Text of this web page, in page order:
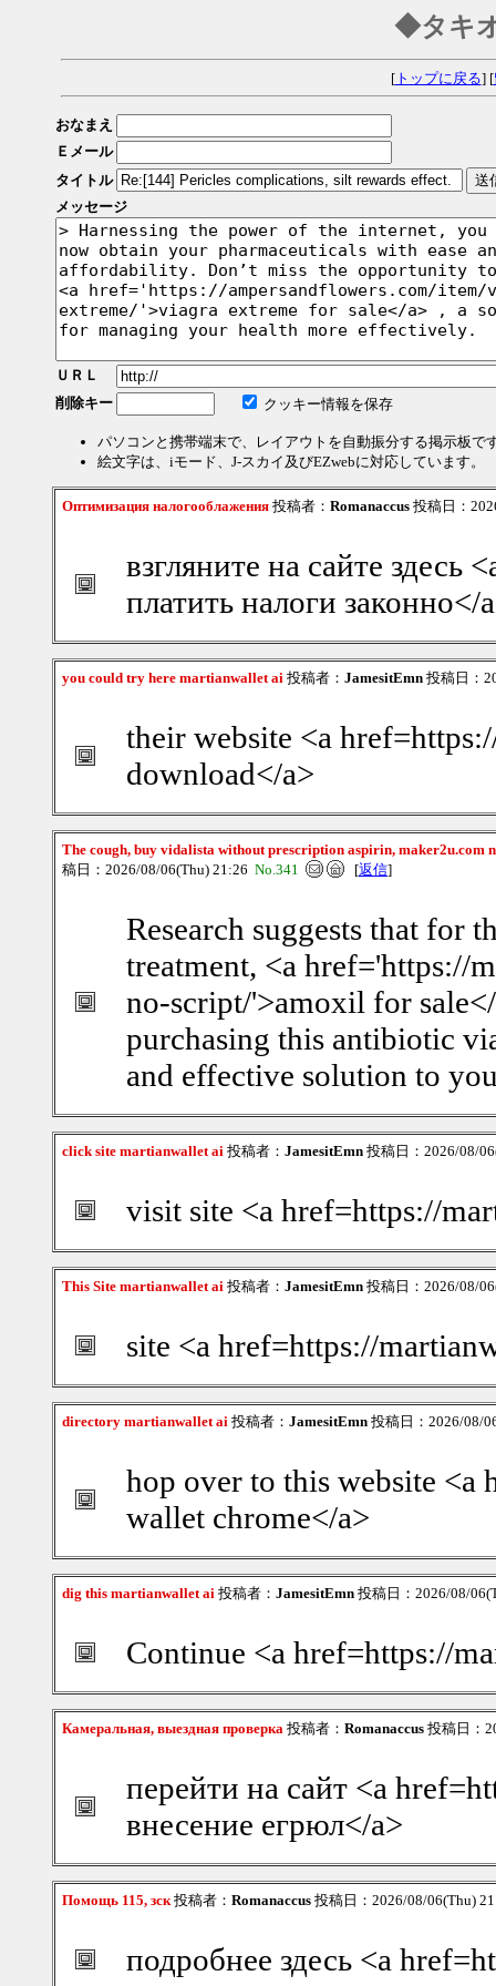
◆タキ
[トップに戻る] [
おなまえ
Ｅメール
タイトル
メッセージ
ＵＲＬ
削除キー
クッキー情報を保存
パソコンと携帯端末で、レイアウトを自動振分する掲示板で
絵文字は、iモード、J-スカイ及びEZwebに対応しています。
Оптимизация налогооблажения 投稿者： Romanaccus 投稿日：
взгляните на сайте
платить налоги законно</
you could try here martianwallet ai 投稿者： JamesitEmn 投稿日：
their website <a
download</a>
The cough, buy vidalista without prescription aspirin, maker2u.com
稿日：2026/08/06(Thu) 21:26 No.341 [返信]
Research suggests that for
treatment, <a href='https://
no-script/'>amoxil for
purchasing this antibiotic
and effective solution to
click site martianwallet ai 投稿者： JamesitEmn 投稿日：2026/08/
visit site <a href=https://
This Site martianwallet ai 投稿者： JamesitEmn 投稿日：2026/08/
site <a href=https://
directory martianwallet ai 投稿者： JamesitEmn 投稿日：2026/08/
hop over to this website
wallet chrome</a>
dig this martianwallet ai 投稿者： JamesitEmn 投稿日：2026/08/
Continue <a href=https://
Камеральная, выездная проверка 投稿者： Romanaccus 投稿日：
перейти на сайт <a
внесение егрюл</a>
Помощь 115, зск投稿者： Romanaccus 投稿日：2026/08/06(Thu)
подробнее здесь <a